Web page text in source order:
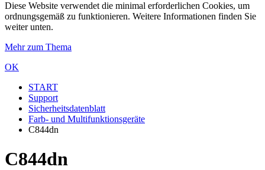
Diese Website verwendet die minimal erforderlichen Cookies, um
ordnungsgemäß zu funktionieren. Weitere Informationen finden Sie
weiter unten.
Mehr zum Thema
OK
START
Support
Sicherheitsdatenblatt
Farb- und Multifunktionsgeräte
C844dn
C844dn